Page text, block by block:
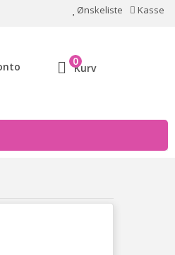
Ønskeliste Kasse
Kurv
0